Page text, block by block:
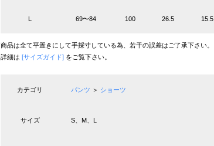
L 69〜84 100 26.5 15.5
商品は全て平置きにして手採寸している為、若干の誤差はご了承下さい。
詳細は [サイズガイド] をご覧下さい。
カテゴリ パンツ ＞ ショーツ
サイズ S、M、L